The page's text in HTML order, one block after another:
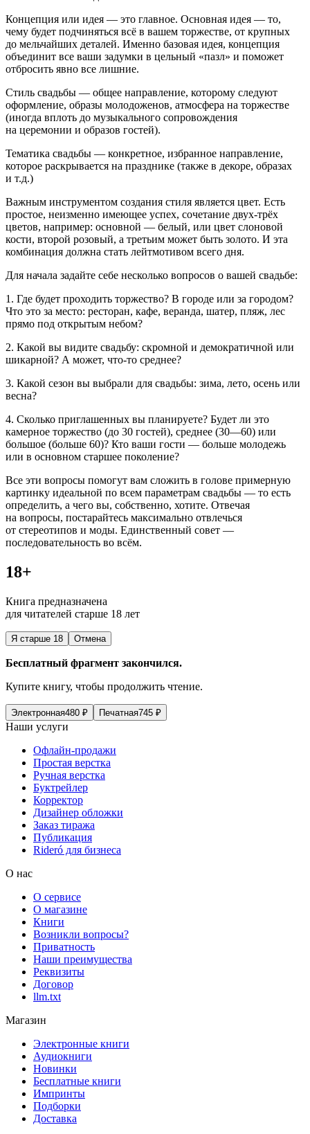
Концепция или идея — это главное. Основная идея — то,
чему будет подчиняться всё в вашем торжестве, от крупных
до мельчайших деталей. Именно базовая идея, концепция
объединит все ваши задумки в цельный «пазл» и поможет
отбросить явно все лишние.
Стиль свадьбы — общее направление, которому следуют
оформление, образы молодоженов, атмосфера на торжестве
(иногда вплоть до музыкального сопровождения
на церемонии и образов гостей).
Тематика свадьбы — конкретное, избранное направление,
которое раскрывается на празднике (также в декоре, образах
и т.д.)
Важным инструментом создания стиля является цвет. Есть
простое, неизменно имеющее успех, сочетание двух-трёх
цветов, например: основной — белый, или цвет слоновой
кости, второй розовый, а третьим может быть золото. И эта
комбинация должна стать лейтмотивом всего дня.
Для начала задайте себе несколько вопросов о вашей свадьбе:
1. Где будет проходить торжество? В городе или за городом?
Что это за место: ресторан, кафе, веранда, шатер, пляж, лес
прямо под открытым небом?
2. Какой вы видите свадьбу: скромной и демократичной или
шикарной? А может, что-то среднее?
3. Какой сезон вы выбрали для свадьбы: зима, лето, осень или
весна?
4. Сколько приглашенных вы планируете? Будет ли это
камерное торжество (до 30 гостей), среднее (30—60) или
большое (больше 60)? Кто ваши гости — больше молодежь
или в основном старшее поколение?
Все эти вопросы помогут вам сложить в голове примерную
картинку идеальной по всем параметрам свадьбы — то есть
определить, а чего вы, собственно, хотите. Отвечая
на вопросы, постарайтесь максимально отвлечься
от стереотипов и моды. Единственный совет —
последовательность во всём.
18+
Книга предназначена
для читателей старше 18 лет
Я старше 18 Отмена
Бесплатный фрагмент закончился.
Купите книгу, чтобы продолжить чтение.
Электронная480 ₽ Печатная745 ₽
Наши услуги
Офлайн-продажи
Простая верстка
Ручная верстка
Буктрейлер
Корректор
Дизайнер обложки
Заказ тиража
Публикация
Rideró для бизнеса
О нас
О сервисе
О магазине
Книги
Возникли вопросы?
Приватность
Наши преимущества
Реквизиты
Договор
llm.txt
Магазин
Электронные книги
Аудиокниги
Новинки
Бесплатные книги
Импринты
Подборки
Доставка